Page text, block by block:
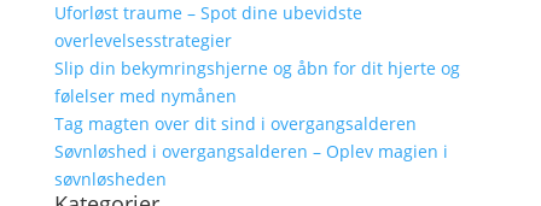
Uforløst traume – Spot dine ubevidste
overlevelsesstrategier
Slip din bekymringshjerne og åbn for dit hjerte og
følelser med nymånen
Tag magten over dit sind i overgangsalderen
Søvnløshed i overgangsalderen – Oplev magien i
søvnløsheden